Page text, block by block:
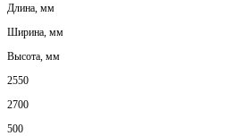
Длина, мм
Ширина, мм
Высота, мм
2550
2700
500